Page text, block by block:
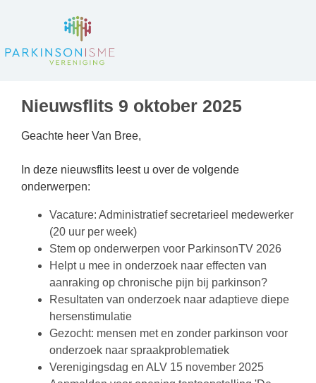
Nieuwsflits 9 oktober 2025
Geachte heer Van Bree,
In deze nieuwsflits leest u over de volgende
onderwerpen:
Vacature: Administratief secretarieel medewerker
(20 uur per week)
Stem op onderwerpen voor ParkinsonTV 2026
Helpt u mee in onderzoek naar effecten van
aanraking op chronische pijn bij parkinson?
Resultaten van onderzoek naar adaptieve diepe
hersenstimulatie
Gezocht: mensen met en zonder parkinson voor
onderzoek naar spraakproblematiek
Verenigingsdag en ALV 15 november 2025